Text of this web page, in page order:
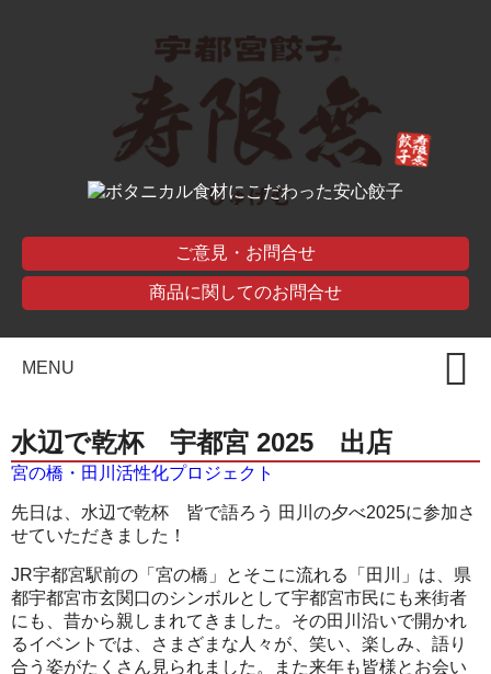
ご意見・お問合せ
商品に関してのお問合せ
MENU
水辺で乾杯 宇都宮 2025 出店
宮の橋・田川活性化プロジェクト
先日は、水辺で乾杯 皆で語ろう 田川の夕べ2025に参加さ
せていただきました！
JR宇都宮駅前の「宮の橋」とそこに流れる「田川」は、県
都宇都宮市玄関口のシンボルとして宇都宮市民にも来街者
にも、昔から親しまれてきました。その田川沿いで開かれ
るイベントでは、さまざまな人々が、笑い、楽しみ、語り
合う姿がたくさん見られました。また来年も皆様とお会い